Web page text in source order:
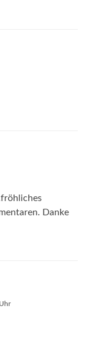
Danke